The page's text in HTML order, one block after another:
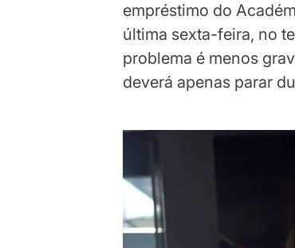
empréstimo do
última sexta-feira, no
problema é menos
deverá apenas parar